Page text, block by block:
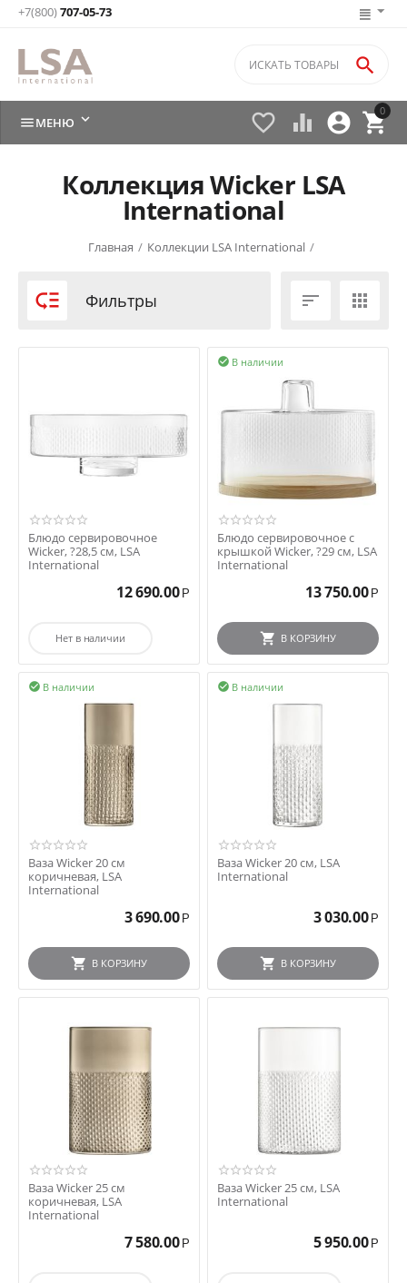
+7(800)707-05-73
0


 

МЕНЮ 
Коллекция Wicker LSA
International
Главная / Коллекции LSA International /
 Фильтры  
Блюдо сервировочное
Wicker, ?28,5 см, LSA
International
12 690.00 Р
Нет в наличии
В наличии

Блюдо сервировочное с
крышкой Wicker, ?29 см, LSA
International
13 750.00 Р
В КОРЗИНУ
В наличии

Ваза Wicker 20 см
коричневая, LSA
International
3 690.00 Р
В КОРЗИНУ
В наличии

Ваза Wicker 20 см, LSA
International
3 030.00 Р
В КОРЗИНУ
Ваза Wicker 25 см
коричневая, LSA
International
7 580.00 Р
Ваза Wicker 25 см, LSA
International
5 950.00 Р